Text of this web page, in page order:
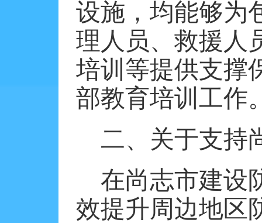
设施，均能够为
理人员、救援人
培训等提供支撑
部教育培训工作
二、关于支持
在尚志市建设
效提升周边地区